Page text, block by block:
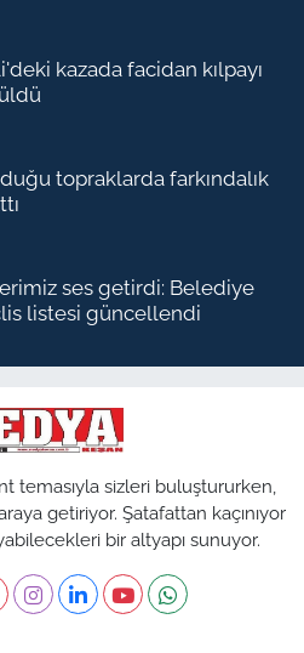
kazada facidan kılpayı
topraklarda farkındalık
ses getirdi: Belediye
listesi güncellendi
temasıyla sizleri buluştururken,
getiriyor. Şatafattan kaçınıyor
bir altyapı sunuyor.